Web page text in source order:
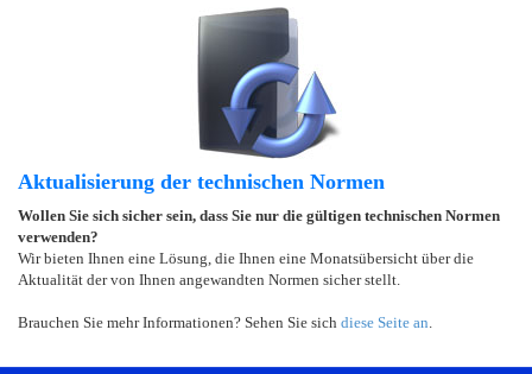
Aktualisierung der technischen Normen
Wollen Sie sich sicher sein, dass Sie nur die gültigen technischen Normen
verwenden?
Wir bieten Ihnen eine Lösung, die Ihnen eine Monatsübersicht über die
Aktualität der von Ihnen angewandten Normen sicher stellt.
Brauchen Sie mehr Informationen? Sehen Sie sich diese Seite an